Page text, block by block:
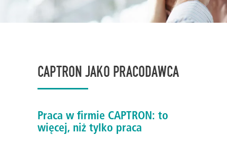
CAPTRON JAKO PRACODAWCA
Praca w firmie CAPTRON: to
więcej, niż tylko praca